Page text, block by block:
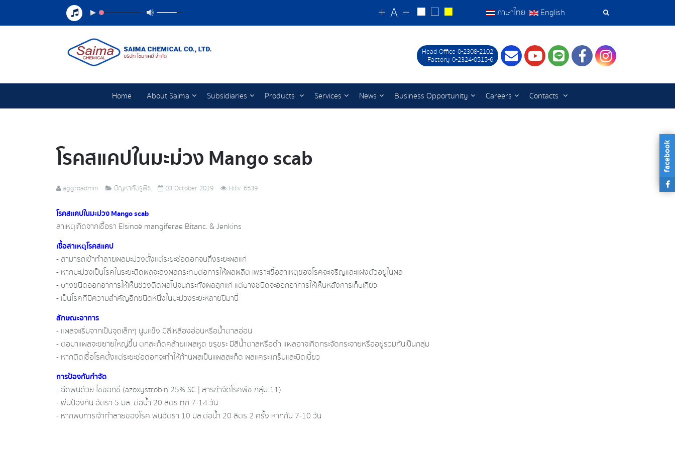
Search
ภาษาไทย English
Head Office 0-2308-2102
Factory 0-2324-0515-6
ContactYoutube
LINEFacebookInstagram
Home About Saima Subsidiaries Products Services News Business Opportunity Careers Contacts
โรคสแคปในมะม่วง​ Mango scab
aggroadmin ปัญหาศัตรูพืช 03 October 2019 Hits: 6539
โรคสแคปในมะม่วง​ Mango scab
สาเหตุ​เกิดจาก​เชื้อ​รา​ Elsinoë​ mangiferae​ Bitanc.​ &​ Jenkins
เชื้อสาเหตุโรคสแค​ป​
- สามารถเข้าทำลายผลมะม่วงตั้ง​แต่ระยะช่อดอกจนถึง​ระยะผลแก่
- หากมะม่วงเป็นโรคในระยะติดผลจะส่งผลกระทบต่อการให้ผลผลิต เพราะเชื้อสาเหตุ​ของโรคจะเจริญและแฝงตัวอยู่ในผล
- บางชนิดออกอาการให้เห็นช่วงติดผลไปจนกระทั่งผลสุกแก่ แต่บางชนิดจะออกอาการให้เห็นหลังการเก็บเกี่ยว​
- เป็นโรคที่มีความสำคัญอีกช​นิดหนึ่ง​ในมะม่วงระยะ​หลายปีมานี้
ลักษณะ​อาการ​
- แผล​จะเริ่มจากเป็นจุดเล็กๆ​ นูนแข็ง​ มีสีเหลืองอ่อนหรือน้ำตาลอ่อน
- ต่อมาแผลจะขยายใหญ่​ขึ้น​ ตกสะเก็ดคล้ายแผลหูด​ ขรุขระ​ มีสีน้ำตาลหรือดำ แผลอาจเกิดกระจัดกระจายหรืออยู่รวมกันเป็นกลุ่ม​
- หากติดเชื้อโรคตั้งแต่ระยะช่อดอก​จะทำให้ก้านผลเป็นแผลสะเก็ด​ ผลแคระแกร็นและบิดเบี้ยว
การป้องกันกำจัด
- ฉีดพ่นด้วย​ ไซซอกซี่​ (azoxystrobin​ 25% SC | สารกำจัด​โรค​พืช​ กลุ่ม​ 11)
- พ่นป้องกัน​ อัตรา​ 5 มล.​ ต่อน้ำ​ 20​ ลิตร​ ทุก​ 7-14​ วัน​
- หากพบการเจ้าทำลายของโรค​ พ่นอัตรา​ 10 มล.​ต่อน้ำ​ 20​ ลิตร​ 2 ครั้ง​ หากกัน​ 7-10​ วัน
facebook